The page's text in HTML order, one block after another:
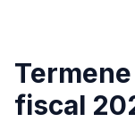
fiscal